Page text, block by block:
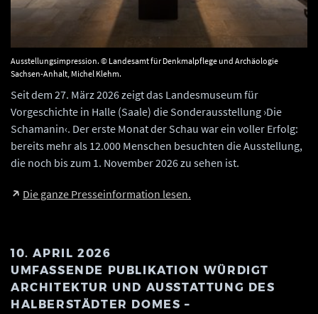
Ausstellungsimpression. © Landesamt für Denkmalpflege und Archäologie
Sachsen-Anhalt, Michel Klehm.
Seit dem 27. März 2026 zeigt das Landesmuseum für
Vorgeschichte in Halle (Saale) die Sonderausstellung ›Die
Schamanin‹. Der erste Monat der Schau war ein voller Erfolg:
bereits mehr als 12.000 Menschen besuchten die Ausstellung,
die noch bis zum 1. November 2026 zu sehen ist.
Die ganze Presseinformation lesen.
10. APRIL 2026
UMFASSENDE PUBLIKATION WÜRDIGT
ARCHITEKTUR UND AUSSTATTUNG DES
HALBERSTÄDTER DOMES –